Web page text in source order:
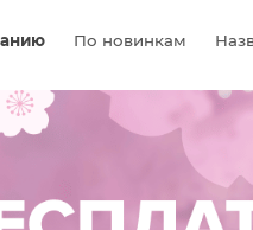
По новинкам